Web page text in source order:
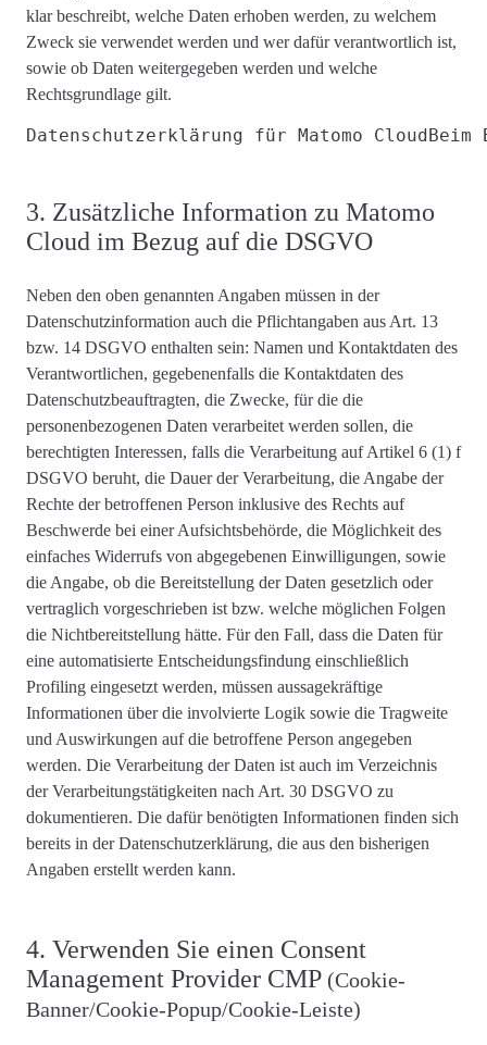
klar beschreibt, welche Daten erhoben werden, zu welchem ​​
Zweck sie verwendet werden und wer dafür verantwortlich ist,
sowie ob Daten weitergegeben werden und welche
Rechtsgrundlage gilt.
Datenschutzerklärung für Matomo Cloud
3. Zusätzliche Information zu Matomo
Cloud im Bezug auf die DSGVO
Neben den oben genannten Angaben müssen in der
Datenschutzinformation auch die Pflichtangaben aus Art. 13
bzw. 14 DSGVO enthalten sein: Namen und Kontaktdaten des
Verantwortlichen, gegebenenfalls die Kontaktdaten des
Datenschutzbeauftragten, die Zwecke, für die die
personenbezogenen Daten verarbeitet werden sollen, die
berechtigten Interessen, falls die Verarbeitung auf Artikel 6 (1) f
DSGVO beruht, die Dauer der Verarbeitung, die Angabe der
Rechte der betroffenen Person inklusive des Rechts auf
Beschwerde bei einer Aufsichtsbehörde, die Möglichkeit des
einfaches Widerrufs von abgegebenen Einwilligungen, sowie
die Angabe, ob die Bereitstellung der Daten gesetzlich oder
vertraglich vorgeschrieben ist bzw. welche möglichen Folgen
die Nichtbereitstellung hätte. Für den Fall, dass die Daten für
eine automatisierte Entscheidungsfindung einschließlich
Profiling eingesetzt werden, müssen aussagekräftige
Informationen über die involvierte Logik sowie die Tragweite
und Auswirkungen auf die betroffene Person angegeben
werden. Die Verarbeitung der Daten ist auch im Verzeichnis
der Verarbeitungstätigkeiten nach Art. 30 DSGVO zu
dokumentieren. Die dafür benötigten Informationen finden sich
bereits in der Datenschutzerklärung, die aus den bisherigen
Angaben erstellt werden kann.
4. Verwenden Sie einen Consent
Management Provider CMP (Cookie-
Banner/Cookie-Popup/Cookie-Leiste)